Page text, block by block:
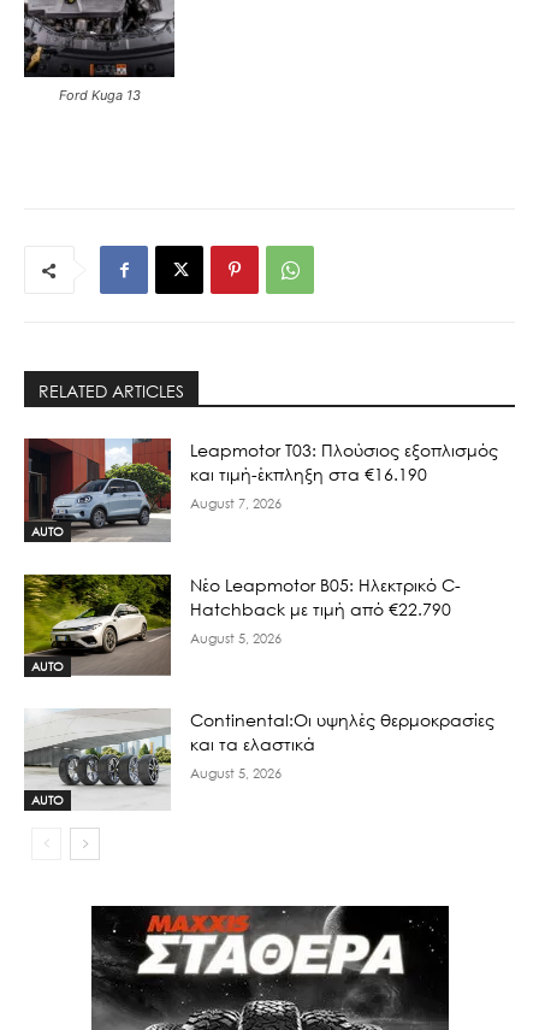
Ford Kuga 13
RELATED ARTICLES
AUTO
Leapmotor T03: Πλούσιος εξοπλισμός
και τιμή-έκπληξη στα €16.190
August 7, 2026
AUTO
Νέο Leapmotor B05: Ηλεκτρικό C-
Hatchback με τιμή από €22.790
August 5, 2026
AUTO
Continental:Οι υψηλές θερμοκρασίες
και τα ελαστικά
August 5, 2026